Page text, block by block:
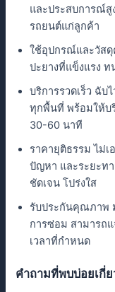
และประสบการณ์สู
รถยนต์แก่ลูกค้า
ใช้อุปกรณ์และวัสดุ
ปะยางที่แข็งแรง
บริการรวดเร็ว ฉั
ทุกพื้นที่ พร้อมให้บ
30-60 นาที
ราคายุติธรรม ไม่
ปัญหา และระยะท
ชัดเจน โปร่งใส
รับประกันคุณภาพ
การซ่อม สามารถ
เวลาที่กําหนด
คําถามที่พบบ่อยเกี่